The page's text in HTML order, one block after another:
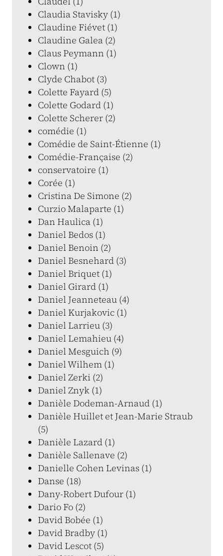
Claudia Stavisky (1)
Claudine Fiévet (1)
Claudine Galea (2)
Claus Peymann (1)
Clown (1)
Clyde Chabot (3)
Colette Fayard (5)
Colette Godard (1)
Colette Scherer (2)
comédie (1)
Comédie de Saint-Étienne (1)
Comédie-Française (2)
conservatoire (1)
Corée (1)
Cristina De Simone (2)
Curzio Malaparte (1)
Dan Haulica (1)
Daniel Bedos (1)
Daniel Benoin (2)
Daniel Besnehard (3)
Daniel Briquet (1)
Daniel Girard (1)
Daniel Jeanneteau (4)
Daniel Kurjakovic (1)
Daniel Larrieu (3)
Daniel Lemahieu (4)
Daniel Mesguich (9)
Daniel Wilhem (1)
Daniel Zerki (2)
Daniel Znyk (1)
Danièle Dodeman-Arnaud (1)
Danièle Huillet et Jean-Marie Straub
(5)
Danièle Lazard (1)
Danièle Sallenave (2)
Danielle Cohen Levinas (1)
Danse (18)
Dany-Robert Dufour (1)
Dario Fo (2)
David Bobée (1)
David Bradby (1)
David Lescot (5)